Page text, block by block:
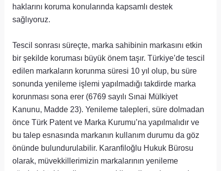
haklarını koruma konularında kapsamlı destek
sağlıyoruz.
Tescil sonrası süreçte, marka sahibinin markasını etkin
bir şekilde koruması büyük önem taşır. Türkiye’de tescil
edilen markaların korunma süresi 10 yıl olup, bu süre
sonunda yenileme işlemi yapılmadığı takdirde marka
korunması sona erer (6769 sayılı Sınai Mülkiyet
Kanunu, Madde 23). Yenileme talepleri, süre dolmadan
önce Türk Patent ve Marka Kurumu’na yapılmalıdır ve
bu talep esnasında markanın kullanım durumu da göz
önünde bulundurulabilir. Karanfiloğlu Hukuk Bürosu
olarak, müvekkillerimizin markalarının yenileme